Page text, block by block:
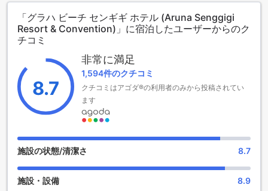
時から可能で、チェックアウトは正午までです。空港までの
所要時間は90分で、市内中心部からは30kmの距離に位置し
ています。また、このホテルでは、0歳から12歳までのお子様
が無料で宿泊できる子供のポリシーを採用しています。
充実した娯楽施設で楽しい滞在を
グラハ ビーチ センギギ ホテルは、さまざまな娯楽施設を提供
しており、滞在をより一層楽しませてくれます。ホテル内に
はショップ、バー、ナイトクラブ、マッサージ、スパ、庭
園、図書館、ギフト/お土産ショップがあります。
ショップでは、お土産や日用品を手に入れることができま
す。バーでは、美味しいカクテルやフレッシュなジュースを
イメントを満喫することができます。マッサージやスパで
は、リラックスした時間を過ごすことができます。
「グラハ ビーチ センギギ ホテル (Aruna Senggigi
Resort & Convention)」に宿泊したユーザーからのク
チコミ
8.7
非常に満足
1,594件のクチコミ
クチコミはアゴダ®の利用者のみから投稿されてい
ます
施設の状態/清潔さ 8.7
施設・設備 8.9